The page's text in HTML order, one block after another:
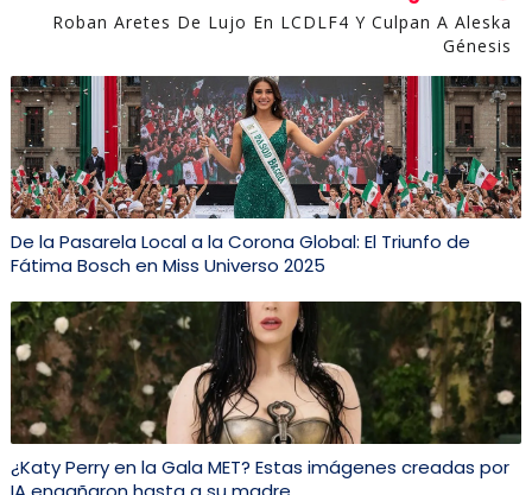
Roban Aretes De Lujo En LCDLF4 Y Culpan A Aleska
Génesis
De la Pasarela Local a la Corona Global: El Triunfo de
Fátima Bosch en Miss Universo 2025
¿Katy Perry en la Gala MET? Estas imágenes creadas por